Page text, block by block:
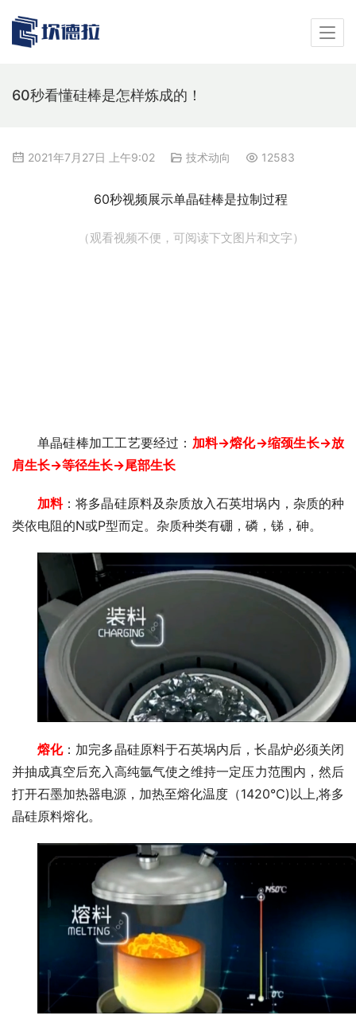
60秒看懂硅棒是怎样炼成的！
2021年7月27日 上午9:02 技术动向 12583
60秒视频展示单晶硅棒是拉制过程
（观看视频不便，可阅读下文图片和文字）
单晶硅棒加工工艺要经过： 加料→熔化→缩颈生长→放
肩生长→等径生长→尾部生长
加料：将多晶硅原料及杂质放入石英坩埚内，杂质的种
类依电阻的N或P型而定。杂质种类有硼，磷，锑，砷。
熔化：加完多晶硅原料于石英埚内后，长晶炉必须关闭
并抽成真空后充入高纯氩气使之维持一定压力范围内，然后
打开石墨加热器电源，加热至熔化温度（1420℃)以上,将多
晶硅原料熔化。